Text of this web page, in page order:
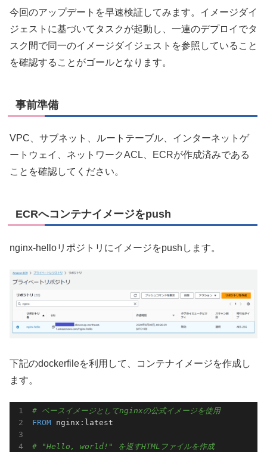
今回のアップデートを早速検証してみます。イメージダイ
ジェストに基づいてタスクが起動し、一連のデプロイでタ
スク間で同一のイメージダイジェストを参照していること
を確認することがゴールとなります。
事前準備
VPC、サブネット、ルートテーブル、インターネットゲ
ートウェイ、ネットワークACL、ECRが作成済みである
ことを確認してください。
ECRへコンテナイメージをpush
nginx-helloリポジトリにイメージをpushします。
下記のdockerfileを利用して、コンテナイメージを作成し
ます。
# ベースイメージとしてnginxの公式イメージを使用
FROM nginx:latest
# "Hello, world!" を返すHTMLファイルを作成